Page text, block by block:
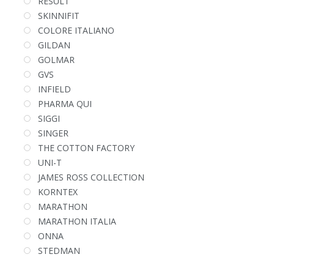
SKINNIFIT
COLORE ITALIANO
GILDAN
GOLMAR
GVS
INFIELD
PHARMA QUI
SIGGI
SINGER
THE COTTON FACTORY
UNI-T
JAMES ROSS COLLECTION
KORNTEX
MARATHON
MARATHON ITALIA
ONNA
STEDMAN